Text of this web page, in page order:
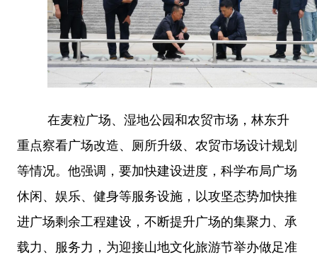
在麦粒广场、湿地公园和农贸市场，林东升
重点察看广场改造、厕所升级、农贸市场设计规划
等情况。他强调，要加快建设进度，科学布局广场
休闲、娱乐、健身等服务设施，以攻坚态势加快推
进广场剩余工程建设，不断提升广场的集聚力、承
载力、服务力，为迎接山地文化旅游节举办做足准